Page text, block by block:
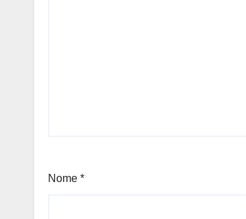
Nome *